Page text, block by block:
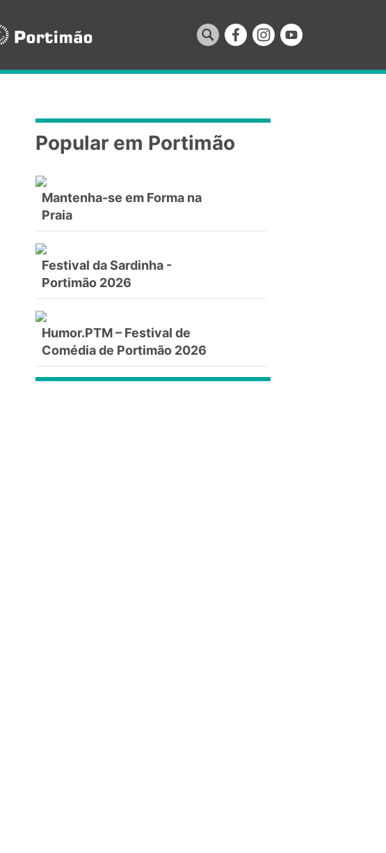
Popular em Portimão
Mantenha-se em Forma na
Praia
Festival da Sardinha -
Portimão 2026
Humor.PTM – Festival de
Comédia de Portimão 2026